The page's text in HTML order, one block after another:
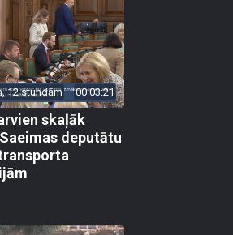
12 stundām 00:03:21
skaļāk
deputātu